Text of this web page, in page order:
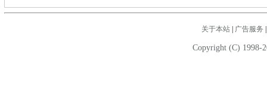
关于本站| 广告服务
Copyright (C) 1998-